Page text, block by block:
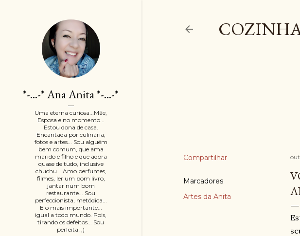
Compartilhar
Marcadores
Artes da Anita
*-...-* Ana Anita *-...-*
Uma eterna curiosa...Mãe,
Esposa e no momento...
Estou dona de casa.
Encantada por culinária,
fotos e artes... Sou alguém
bem comum, que ama
marido e filho e que adora
quase de tudo, inclusive
chuchu... Amo perfumes,
filmes, ler um bom livro,
jantar num bom
restaurante... Sou
perfeccionista, metódica...
E o mais importante...
igual a todo mundo. Pois,
tirando os defeitos... Sou
perfeita! ;)